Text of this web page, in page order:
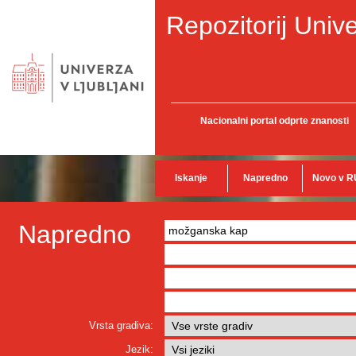
Repozitorij
Nacionalni portal odprte znanosti
Iskanje Napredno Novo v
Napredno
Vrsta gradiva:
Jezik: